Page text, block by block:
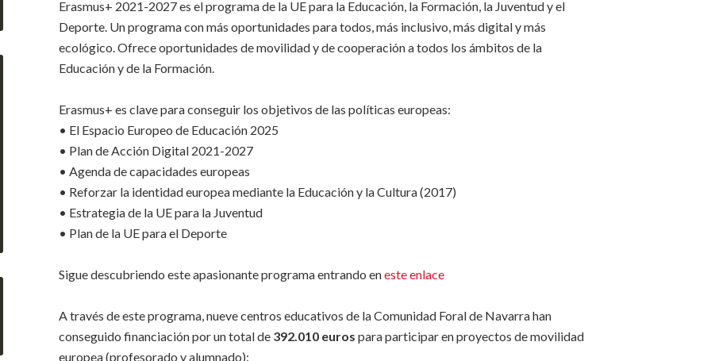
Erasmus+ 2021-2027 es el programa de la UE para la Educación, la Formación, la Juventud y el
Deporte. Un programa con más oportunidades para todos, más inclusivo, más digital y más
ecológico. Ofrece oportunidades de movilidad y de cooperación a todos los ámbitos de la
Educación y de la Formación.
Erasmus+ es clave para conseguir los objetivos de las políticas europeas:
• El Espacio Europeo de Educación 2025
• Plan de Acción Digital 2021-2027
• Agenda de capacidades europeas
• Reforzar la identidad europea mediante la Educación y la Cultura (2017)
• Estrategia de la UE para la Juventud
• Plan de la UE para el Deporte
Sigue descubriendo este apasionante programa entrando eneste enlace
A través de este programa, nueve centros educativos de la Comunidad Foral de Navarra han
conseguido financiación por un total de 392.010 euros para participar en proyectos de movilidad
europea (profesorado y alumnado):